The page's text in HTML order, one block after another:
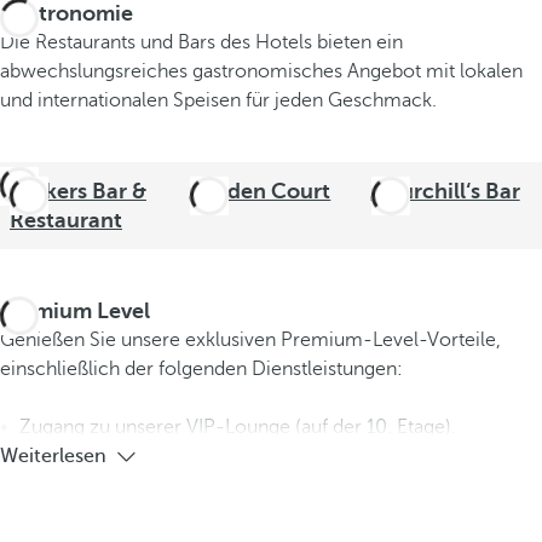
Gastronomie
Die Restaurants und Bars des Hotels bieten ein
abwechslungsreiches gastronomisches Angebot mit lokalen
und internationalen Speisen für jeden Geschmack.
Strikers Bar &
Restaurant
Garden Court Churchill‘s Bar
Premium Level
Genießen Sie unsere exklusiven Premium-Level-Vorteile,
einschließlich der folgenden Dienstleistungen:
Zugang zu unserer VIP-Lounge (auf der 10. Etage).
Weiterlesen